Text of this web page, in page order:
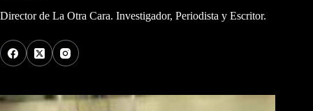
Director de La Otra Cara. Investigador, Periodista y Escritor.